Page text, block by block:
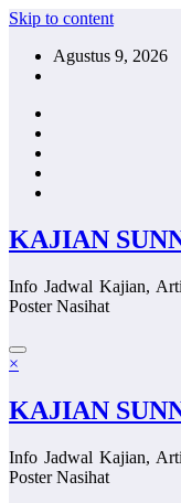
Skip to content
Agustus 9, 2026
KAJIAN
Info Jadwal Kajian,
Poster Nasihat
×
KAJIAN
Info Jadwal Kajian,
Poster Nasihat